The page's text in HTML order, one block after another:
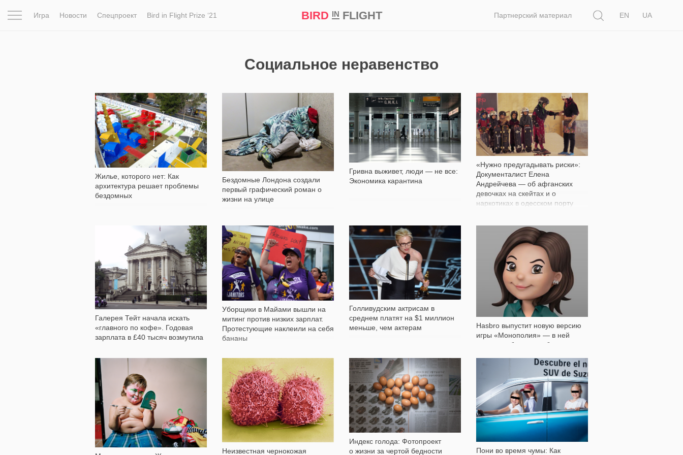
Игра Новости Спецпроект Bird in Flight Prize ‘21 BIRD INFLIGHT Партнерский материал
EN
UA
Социальное неравенство
Жилье, которого нет: Как
архитектура решает проблемы
бездомных
12 621
Бездомные Лондона создали
первый графический роман о
жизни на улице
354
Гривна выживет, люди — не все:
Экономика карантина
3 143
«Нужно предугадывать риски»:
Документалист Елена
Андрейчева — об афганских
девочках на скейтах и о
наркотиках в одесском порту
Галерея Тейт начала искать
«главного по кофе». Годовая
зарплата в £40 тысяч возмутила
Уборщики в Майами вышли на
митинг против низких зарплат.
Протестующие наклеили на себя
бананы
562
Голливудским актрисам в
среднем платят на $1 миллион
меньше, чем актерам
414
Hasbro выпустит новую версию
игры «Монополия» — в ней
женщины будут зарабатывать
1 033
Неизвестная чернокожая
33 689
Индекс голода: Фотопроект
о жизни за чертой бедности
10 379
Пони во время чумы: Как